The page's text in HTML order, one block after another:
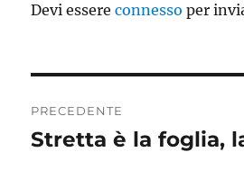
Devi essereconnesso per
articoli
PRECEDENTE
Articolo
Stretta è la foglia,